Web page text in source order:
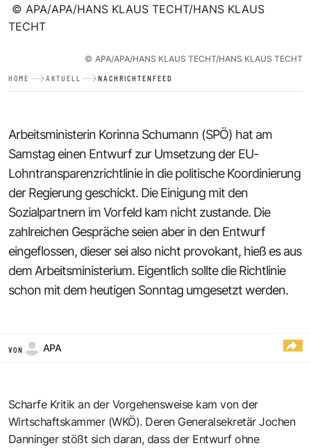
© APA/APA/HANS KLAUS TECHT/HANS KLAUS
TECHT
© APA/APA/HANS KLAUS TECHT/HANS KLAUS TECHT
HOME AKTUELL NACHRICHTENFEED
Arbeitsministerin Korinna Schumann (SPÖ) hat am
Samstag einen Entwurf zur Umsetzung der EU-
Lohntransparenzrichtlinie in die politische Koordinierung
der Regierung geschickt. Die Einigung mit den
Sozialpartnern im Vorfeld kam nicht zustande. Die
zahlreichen Gespräche seien aber in den Entwurf
eingeflossen, dieser sei also nicht provokant, hieß es aus
dem Arbeitsministerium. Eigentlich sollte die Richtlinie
schon mit dem heutigen Sonntag umgesetzt werden.
VON APA
Scharfe Kritik an der Vorgehensweise kam von der
Wirtschaftskammer (WKÖ). Deren Generalsekretär Jochen
Danninger stößt sich daran, dass der Entwurf ohne